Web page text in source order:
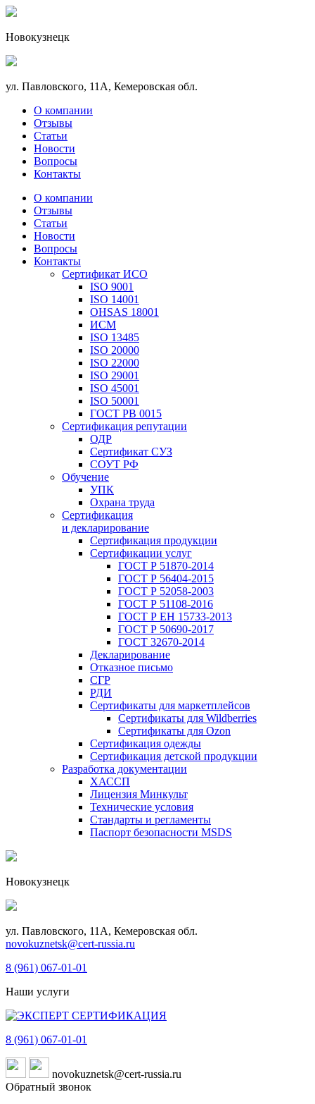
Новокузнецк
ул. Павловского, 11А, Кемеровская обл.
О компании
Отзывы
Статьи
Новости
Вопросы
Контакты
О компании
Отзывы
Статьи
Новости
Вопросы
Контакты
Сертификат ИСО
ISO 9001
ISO 14001
OHSAS 18001
ИСМ
ISO 13485
ISO 20000
ISO 22000
ISO 29001
ISO 45001
ISO 50001
ГОСТ РВ 0015
Сертификация репутации
ОДР
Сертификат СУЗ
СОУТ РФ
Обучение
УПК
Охрана труда
Сертификация
и декларирование
Сертификация продукции
Сертификации услуг
ГОСТ Р 51870-2014
ГОСТ Р 56404-2015
ГОСТ Р 52058-2003
ГОСТ Р 51108-2016
ГОСТ Р ЕН 15733-2013
ГОСТ Р 50690-2017
ГОСТ 32670-2014
Декларирование
Отказное письмо
СГР
РДИ
Сертификаты для маркетплейсов
Сертификаты для Wildberries
Сертификаты для Ozon
Сертификация одежды
Сертификация детской продукции
Разработка документации
ХАССП
Лицензия Минкульт
Технические условия
Стандарты и регламенты
Паспорт безопасности MSDS
Новокузнецк
ул. Павловского, 11А, Кемеровская обл.
novokuznetsk@cert-russia.ru
8 (961) 067-01-01
Наши услуги
8 (961) 067-01-01
novokuznetsk@cert-russia.ru
Обратный звонок